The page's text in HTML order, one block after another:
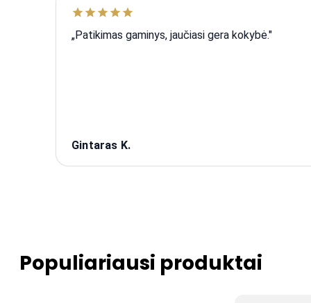
„Patikimas gaminys, jaučiasi gera kokybė."
Gintaras K.
Populiariausi produktai